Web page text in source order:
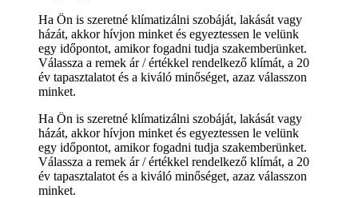
Ha Ön is szeretné klímatizálni szobáját, lakását vagy
házát, akkor hívjon minket és egyeztessen le velünk
egy időpontot, amikor fogadni tudja szakemberünket.
Válassza a remek ár / értékkel rendelkező klímát, a 20
év tapasztalatot és a kiváló minőséget, azaz válasszon
minket.
Ha Ön is szeretné klímatizálni szobáját, lakását vagy
házát, akkor hívjon minket és egyeztessen le velünk
egy időpontot, amikor fogadni tudja szakemberünket.
Válassza a remek ár / értékkel rendelkező klímát, a 20
év tapasztalatot és a kiváló minőséget, azaz válasszon
minket.